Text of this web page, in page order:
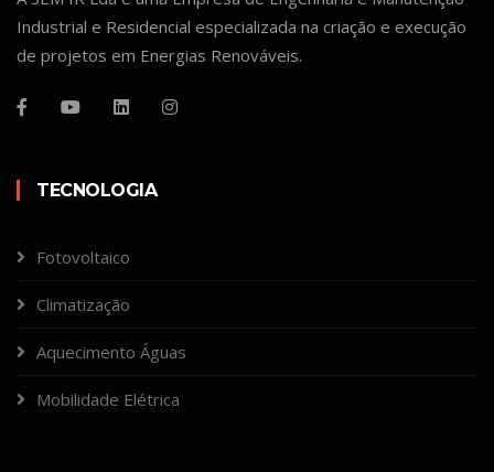
Industrial e Residencial especializada na criação e execução
de projetos em Energias Renováveis.
TECNOLOGIA
Fotovoltaico
Climatização
Aquecimento Águas
Mobilidade Elétrica